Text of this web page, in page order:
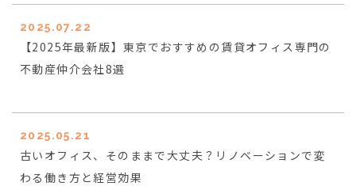
2025.07.22
【2025年最新版】東京でおすすめの賃貸オフィス専門の
不動産仲介会社8選
2025.05.21
古いオフィス、そのままで大丈夫？リノベーションで変
わる働き方と経営効果